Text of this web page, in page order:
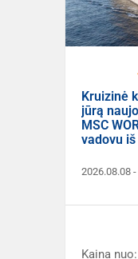
Kruizinė
jūrą
MSC
vadovu
2026.08.08
Kaina nuo: